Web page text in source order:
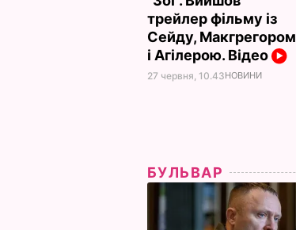
трейлер фільму із
Сейду, Макгрегором
і Агілерою. Відео
27 червня, 10.43НОВИНИ
БУЛЬВАР